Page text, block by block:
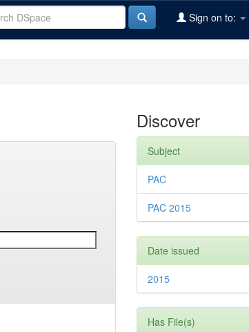
Sign on to:
Discover
Subject
PAC
PAC 2015
Date issued
2015
Has File(s)